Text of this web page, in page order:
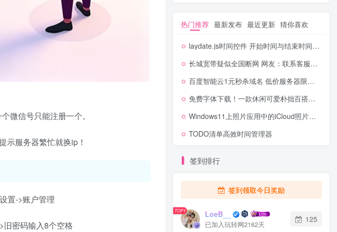
微信号只能注册一个。
示服务器繁忙就换ip！
置->账户管理
旧密码输入8个空格
热门推荐 最新发布 最近更新 猜你喜欢
laydate.js时间控件 开始时间与结束时间最大最小值范围代码
长城宽带疑似全国断网 网友：联系客服未能接通
百度智能云1元秒杀域名 低价服务器限时销售
免费字体下载！一款休闲可爱朴拙百搭的书法字体-沐瑶软笔手写体
Windows11上照片应用中的iCloud照片集成将今天推出：本月底前 所有Windows11用户都可以更新
TODO清单高效时间管理器
签到排行
签到领取今日奖励
TOP1 LoeB__
已加入玩转网2162天
125